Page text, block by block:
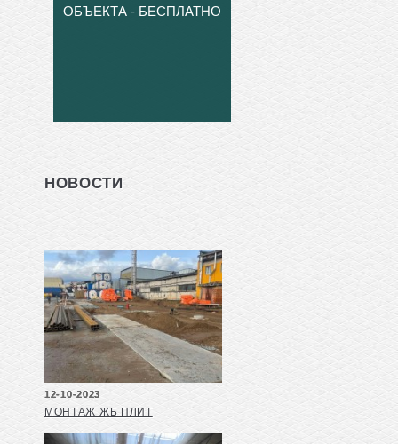
ОБЪЕКТА - БЕСПЛАТНО
НОВОСТИ
12-10-2023
МОНТАЖ ЖБ ПЛИТ